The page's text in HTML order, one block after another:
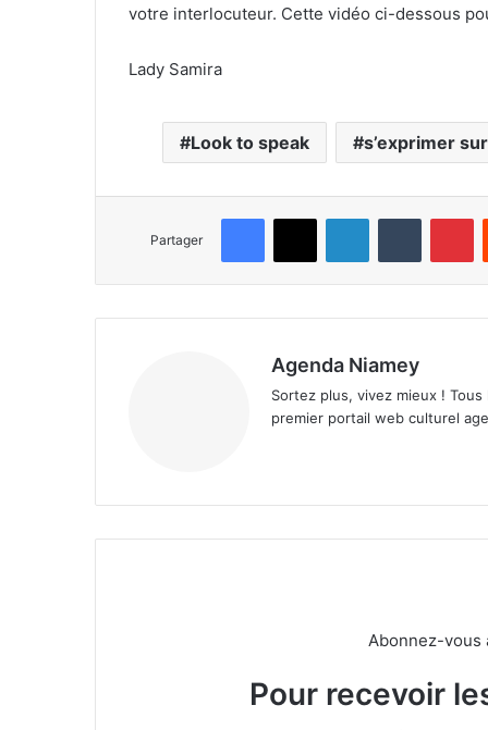
votre interlocuteur. Cette vidéo ci-dessous
Lady Samira
Look to speak s’exprimer
Partager
Agenda Niamey
Sortez plus, vivez mieux !
premier portail web culturel
Abonnez-vous
Pour recevoir